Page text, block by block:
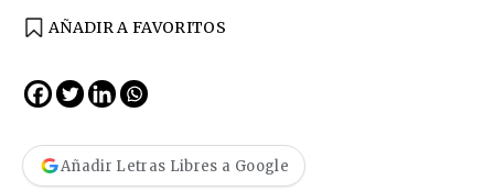
AÑADIR A FAVORITOS
Añadir Letras Libres a Google